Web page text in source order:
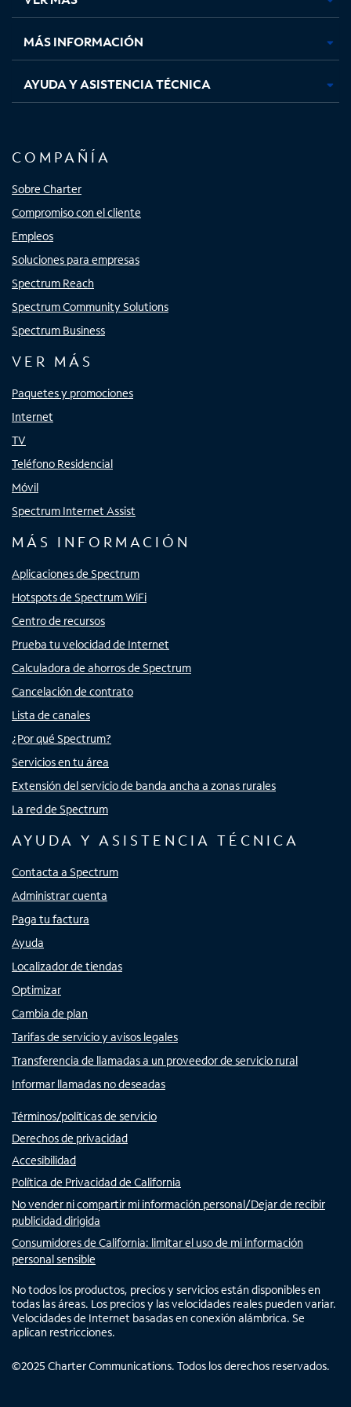
nuevanuevanuevanueva
MÁS INFORMACIÓN
AYUDA Y ASISTENCIA TÉCNICA
COMPAÑÍA
Sobre Charter
Compromiso con el cliente
Empleos
Soluciones para empresas
Spectrum Reach
Spectrum Community Solutions
Spectrum Business
VER MÁS
Paquetes y promociones
Internet
TV
Teléfono Residencial
Móvil
Spectrum Internet Assist
MÁS INFORMACIÓN
Aplicaciones de Spectrum
Hotspots de Spectrum WiFi
Centro de recursos
Prueba tu velocidad de Internet
Calculadora de ahorros de Spectrum
Cancelación de contrato
Lista de canales
¿Por qué Spectrum?
Servicios en tu área
Extensión del servicio de banda ancha a zonas rurales
La red de Spectrum
AYUDA Y ASISTENCIA TÉCNICA
Contacta a Spectrum
Administrar cuenta
Paga tu factura
Ayuda
Localizador de tiendas
Optimizar
Cambia de plan
Tarifas de servicio y avisos legales
Transferencia de llamadas a un proveedor de servicio rural
Informar llamadas no deseadas
Términos/políticas de servicio
Derechos de privacidad
Accesibilidad
Política de Privacidad de California
No vender ni compartir mi información personal/Dejar de recibir
publicidad dirigida
Consumidores de California: limitar el uso de mi información
personal sensible
No todos los productos, precios y servicios están disponibles en
todas las áreas. Los precios y las velocidades reales pueden variar.
Velocidades de Internet basadas en conexión alámbrica. Se
aplican restricciones.
©2025 Charter Communications. Todos los derechos reservados.